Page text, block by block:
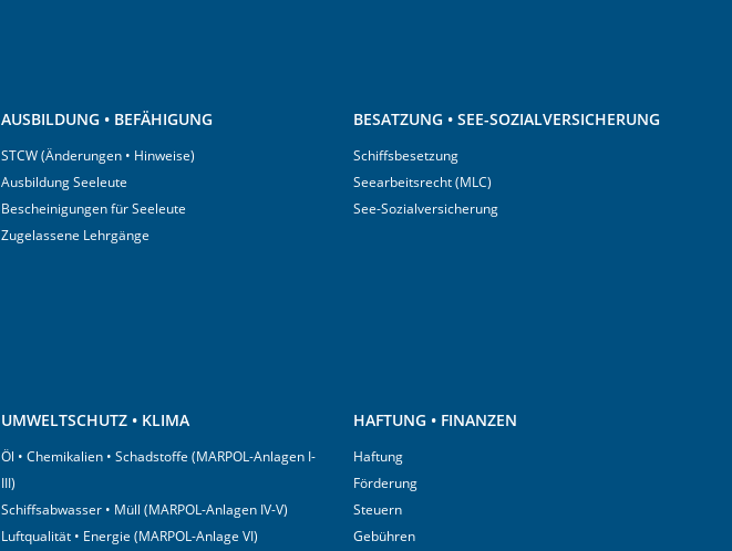
AUSBILDUNG • BEFÄHIGUNG
STCW (Änderungen • Hinweise)
Ausbildung Seeleute
Bescheinigungen für Seeleute
Zugelassene Lehrgänge
BESATZUNG • SEE-SOZIALVERSICHERUNG
Schiffsbesetzung
Seearbeitsrecht (MLC)
See-Sozialversicherung
UMWELTSCHUTZ • KLIMA
Öl • Chemikalien • Schadstoffe (MARPOL-Anlagen I-
III)
Schiffsabwasser • Müll (MARPOL-Anlagen IV-V)
Luftqualität • Energie (MARPOL-Anlage VI)
HAFTUNG • FINANZEN
Haftung
Förderung
Steuern
Gebühren